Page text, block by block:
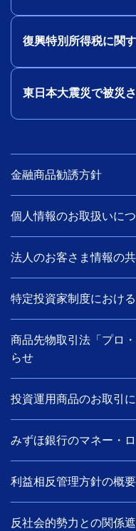
復興特別所得税に関
東日本大震災で被災
金融商品勧誘方針
個人情報のお取扱いに
法人のお客さま情報の
特定投資家制度におけ
商品先物取引法「プロ
らせ
投資運用商品のお取引
みずほ銀行のマネー・
利益相反管理方針の概要
反社会的勢力との関係